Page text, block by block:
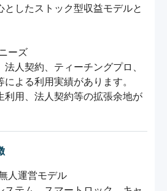
としたストック型収益モデルと
ーズ
法人契約、ティーチングプロ、
よる利用実績があります。
利用、法人契約等の拡張余地が
人運営モデル